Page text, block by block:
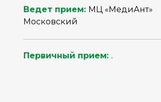
Ведет прием: МЦ «‎МедиАнт»‎
Московский
Первичный прием: .